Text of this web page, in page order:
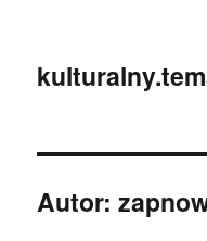
Autor: